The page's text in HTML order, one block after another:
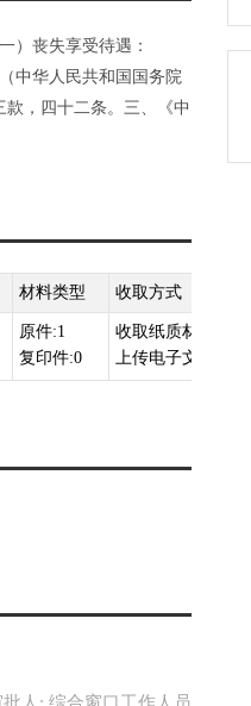
）丧失享受待遇：
中华人民共和国国务院
，四十二条。三、《中
材料类型 收取方式
原件:1
复印件:0
收取纸质材料、
上传电子文件